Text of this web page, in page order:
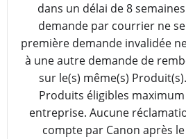
dans un délai de 8
demande par courrier ne
première demande invalidée
à une autre demande de
sur le(s) même(s)
Produits éligibles
entreprise. Aucune
compte par Canon après